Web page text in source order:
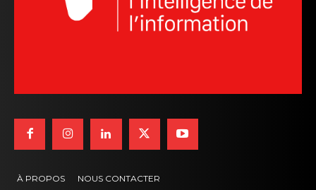
À PROPOS NOUS CONTACTER